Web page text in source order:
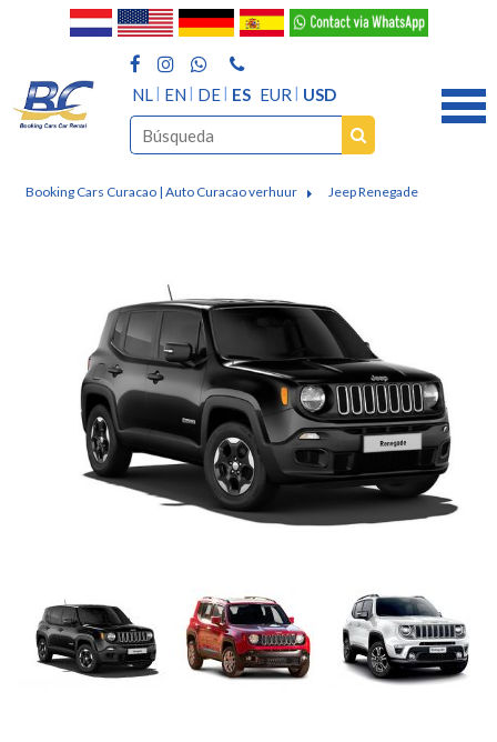
NL EN DE ES EUR USD
Booking Cars Curacao | Auto Curacao verhuur Jeep Renegade